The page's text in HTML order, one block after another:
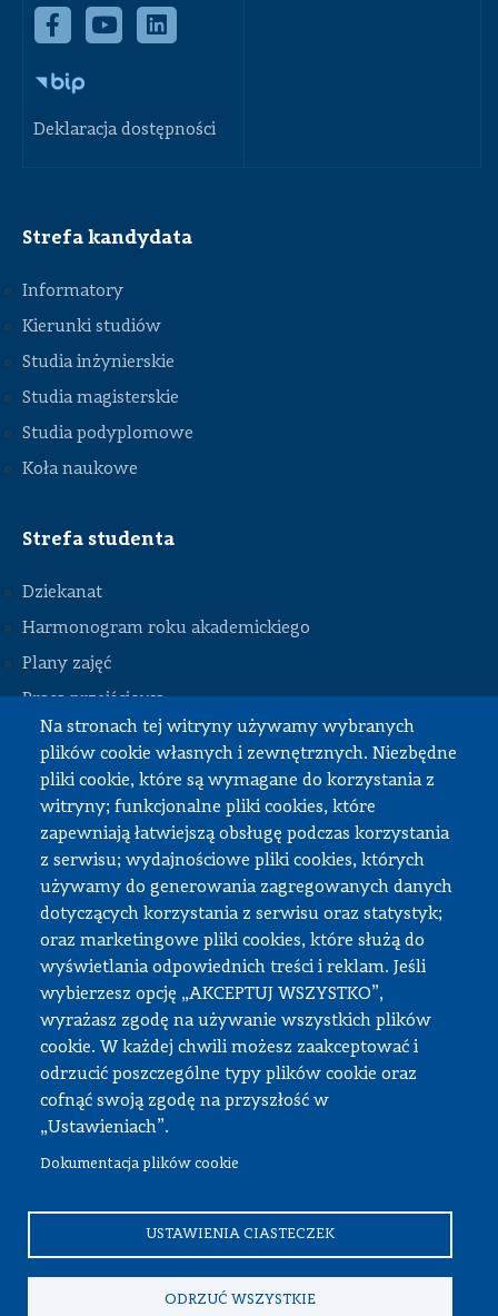
Na stronach tej witryny używamy wybranych
plików cookie własnych i zewnętrznych. Niezbędne
pliki cookie, które są wymagane do korzystania z
witryny; funkcjonalne pliki cookies, które
zapewniają łatwiejszą obsługę podczas korzystania
z serwisu; wydajnościowe pliki cookies, których
używamy do generowania zagregowanych danych
dotyczących korzystania z serwisu oraz statystyk;
oraz marketingowe pliki cookies, które służą do
wyświetlania odpowiednich treści i reklam. Jeśli
wybierzesz opcję „AKCEPTUJ WSZYSTKO”,
wyrażasz zgodę na używanie wszystkich plików
cookie. W każdej chwili możesz zaakceptować i
odrzucić poszczególne typy plików cookie oraz
cofnąć swoją zgodę na przyszłość w
„Ustawieniach”.
Dokumentacja plików cookie
USTAWIENIA CIASTECZEK
ODRZUĆ WSZYSTKIE
Deklaracja dostępności
STOPKA
Strefa kandydata
Informatory
Kierunki studiów
Studia inżynierskie
Studia magisterskie
Studia podyplomowe
Koła naukowe
Strefa studenta
Dziekanat
Harmonogram roku akademickiego
Plany zajęć
Praca przejściowa
Praca dyplomowa
Praktyki studenckie
Dokumenty do pobrania
Strefa pracownika
APD
SAP PW
Intranet
Sprawy socjalne
Repozytorium
Wydział Samochodów i Maszyn Roboczych